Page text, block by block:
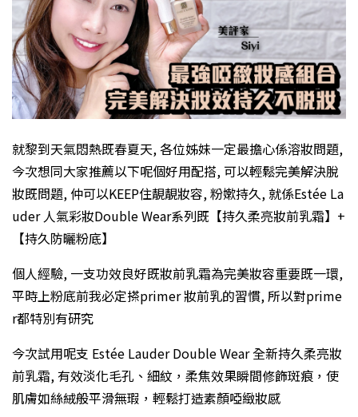
就黎到天氣悶熱既春夏天, 各位姊妹一定最擔心係溶妝問題,
今次想同大家推薦以下呢個好用配搭, 可以輕鬆完美解決脫
妝既問題, 仲可以KEEP住靚靚妝容, 粉嫰持久, 就係Estée La
uder 人氣彩妝Double Wear系列既【持久柔亮妝前乳霜】+
【持久防曬粉底】
個人經驗, 一支功效良好既妝前乳霜為完美妝容重要既一環,
平時上粉底前我必定搽primer 妝前乳的習慣, 所以對prime
r都特別有研究
今次試用呢支 Estée Lauder Double Wear 全新持久柔亮妝
前乳霜, 有效淡化毛孔、細紋，柔焦效果瞬間修飾斑痕，使
肌膚如絲絨般平滑無瑕，輕鬆打造素顏啞緻妝感